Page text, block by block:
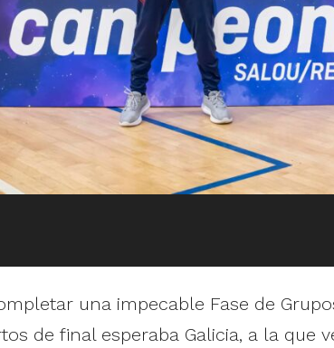
una impecable Fase de
de final esperaba Galicia, a la